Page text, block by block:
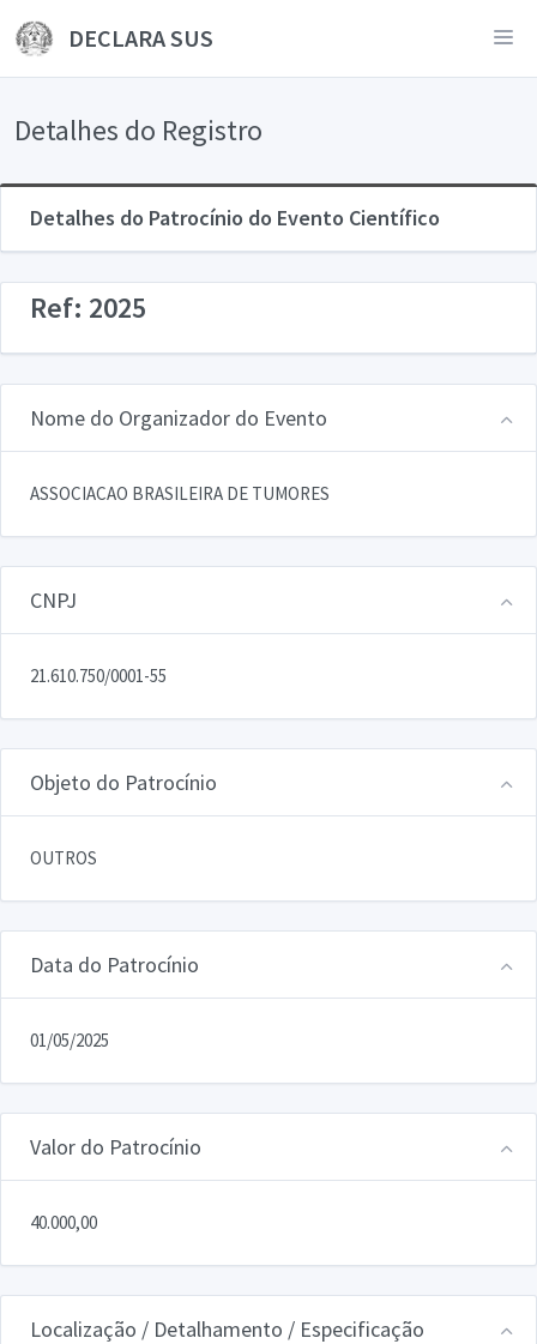
DECLARA SUS
Detalhes do Registro
Detalhes do Patrocínio do Evento Científico
Ref: 2025
Nome do Organizador do Evento
ASSOCIACAO BRASILEIRA DE TUMORES
CNPJ
21.610.750/0001-55
Objeto do Patrocínio
OUTROS
Data do Patrocínio
01/05/2025
Valor do Patrocínio
40.000,00
Localização / Detalhamento / Especificação